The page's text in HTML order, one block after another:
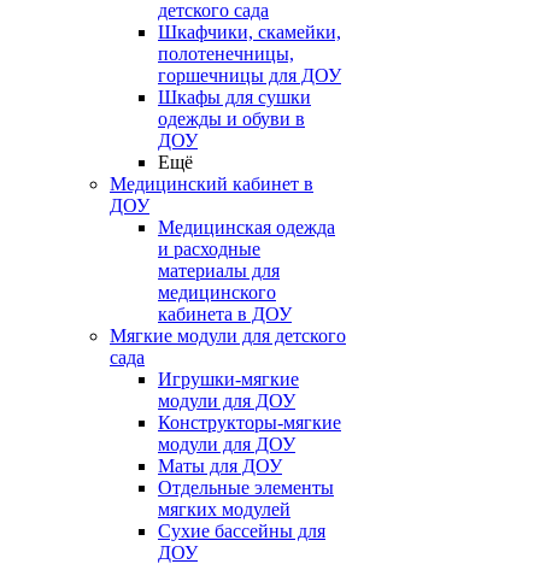
детского сада
Шкафчики, скамейки,
полотенечницы,
горшечницы для ДОУ
Шкафы для сушки
одежды и обуви в
ДОУ
Ещё
Медицинский кабинет в
ДОУ
Медицинская одежда
и расходные
материалы для
медицинского
кабинета в ДОУ
Мягкие модули для детского
сада
Игрушки-мягкие
модули для ДОУ
Конструкторы-мягкие
модули для ДОУ
Маты для ДОУ
Отдельные элементы
мягких модулей
Сухие бассейны для
ДОУ